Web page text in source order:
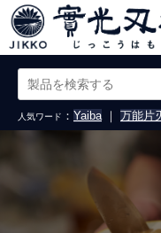
人気ワード ： Yaiba｜ 万能片